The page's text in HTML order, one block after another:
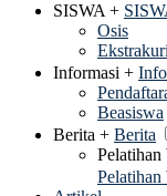
SISWA +
Osis
Informasi +
Beasiswa
Berita + Berita